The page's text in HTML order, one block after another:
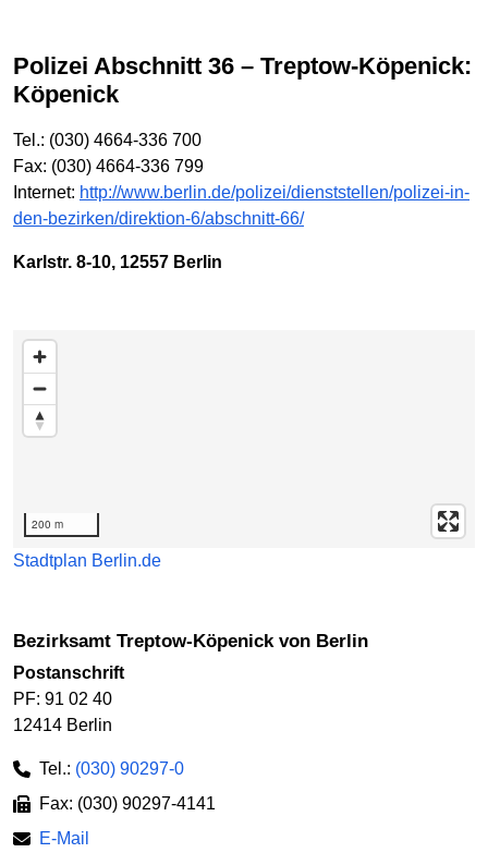
Polizei Abschnitt 36 – Treptow-Köpenick:
Köpenick
Tel.: (030) 4664-336 700
Fax: (030) 4664-336 799
Internet: http://www.berlin.de/polizei/dienststellen/polizei-in-
den-bezirken/direktion-6/abschnitt-66/
Karlstr. 8-10, 12557 Berlin
Karte überspringen
200 m
Stadtplan Berlin.de
Bezirksamt Treptow-Köpenick von Berlin
Postanschrift
PF: 91 02 40
12414 Berlin
Tel.: (030) 90297-0
Fax: (030) 90297-4141
E-Mail